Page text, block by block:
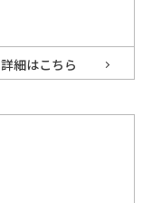
詳細はこちら